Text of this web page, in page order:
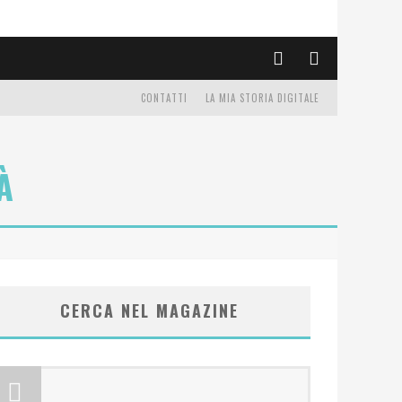
LA MIA STORIA DIGITALE
CONTATTI
CERCA NEL MAGAZINE